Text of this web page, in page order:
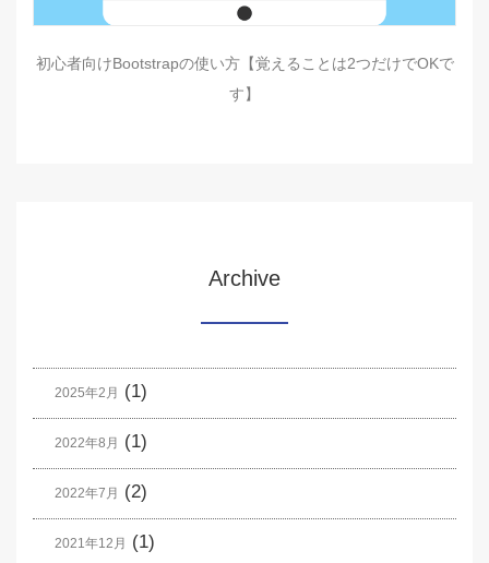
初心者向けBootstrapの使い方【覚えることは2つだけでOKで
す】
Archive
2025年2月 (1)
2022年8月 (1)
2022年7月 (2)
2021年12月 (1)